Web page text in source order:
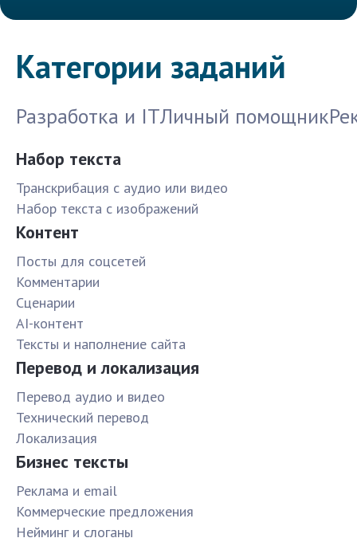
Категории заданий
Разработка и ITЛичный помощник
Набор текста
Транскрибация с аудио или видео
Набор текста с изображений
Контент
Посты для соцсетей
Комментарии
Сценарии
AI-контент
Тексты и наполнение сайта
Перевод и локализация
Перевод аудио и видео
Технический перевод
Локализация
Бизнес тексты
Реклама и email
Коммерческие предложения
Нейминг и слоганы